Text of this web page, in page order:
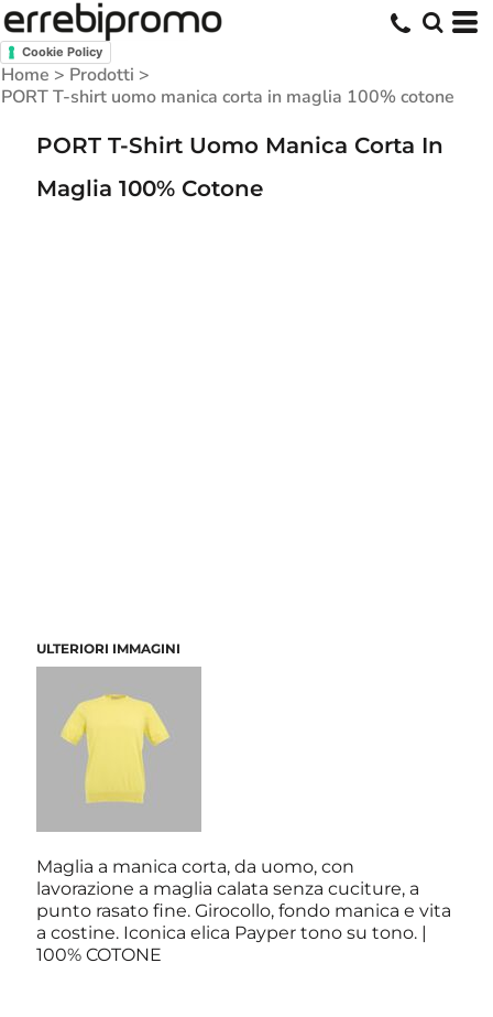
Cookie Policy
Home > Prodotti >
PORT T-shirt uomo manica corta in maglia 100% cotone
PORT T-Shirt Uomo Manica Corta In
Maglia 100% Cotone
ULTERIORI IMMAGINI
Maglia a manica corta, da uomo, con
lavorazione a maglia calata senza cuciture, a
punto rasato fine. Girocollo, fondo manica e vita
a costine. Iconica elica Payper tono su tono. |
100% COTONE